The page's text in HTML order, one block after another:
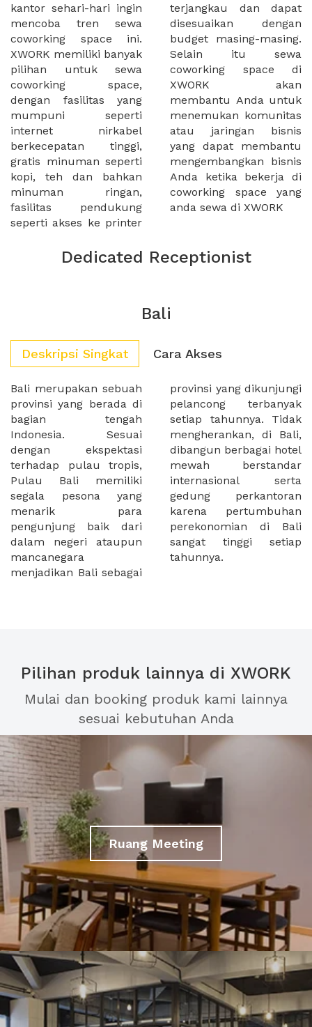
kantor sehari-hari ingin
mencoba tren sewa
coworking space ini.
XWORK memiliki banyak
pilihan untuk sewa
coworking space,
dengan fasilitas yang
mumpuni seperti
internet nirkabel
berkecepatan tinggi,
gratis minuman seperti
kopi, teh dan bahkan
minuman ringan,
fasilitas pendukung
seperti akses ke printer
terjangkau dan dapat
disesuaikan dengan
budget masing-masing.
Selain itu sewa
coworking space di
XWORK akan
membantu Anda untuk
menemukan komunitas
atau jaringan bisnis
yang dapat membantu
mengembangkan bisnis
Anda ketika bekerja di
coworking space yang
anda sewa di XWORK
Dedicated Receptionist
Bali
Deskripsi Singkat Cara Akses
Bali merupakan sebuah
provinsi yang berada di
bagian tengah
Indonesia. Sesuai
dengan ekspektasi
terhadap pulau tropis,
Pulau Bali memiliki
segala pesona yang
menarik para
pengunjung baik dari
dalam negeri ataupun
mancanegara
menjadikan Bali sebagai
provinsi yang dikunjungi
pelancong terbanyak
setiap tahunnya. Tidak
mengherankan, di Bali,
dibangun berbagai hotel
mewah berstandar
internasional serta
gedung perkantoran
karena pertumbuhan
perekonomian di Bali
sangat tinggi setiap
tahunnya.
Pilihan produk lainnya di XWORK
Mulai dan booking produk kami lainnya
sesuai kebutuhan Anda
Ruang Meeting